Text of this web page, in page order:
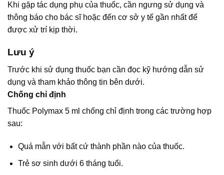
Khi gặp tác dụng phụ của thuốc, cần ngưng sử dụng và
thông báo cho bác sĩ hoặc đến cơ sở y tế gần nhất để
được xử trí kịp thời.
Lưu ý
Trước khi sử dụng thuốc bạn cần đọc kỹ hướng dẫn sử
dụng và tham khảo thông tin bên dưới.
Chống chỉ định
Thuốc Polymax 5 ml chống chỉ định trong các trường hợp
sau:
Quá mẫn với bất cứ thành phần nào của thuốc.
Trẻ sơ sinh dưới 6 tháng tuổi.